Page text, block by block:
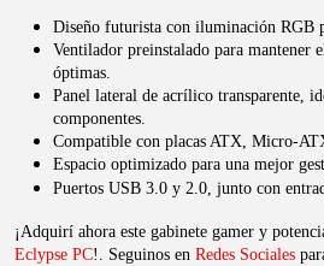
Diseño futurista con iluminación RGB
Ventilador preinstalado para mantener
óptimas.
Panel lateral de acrílico transparente,
componentes.
Compatible con placas ATX, Micro-
Espacio optimizado para una mejor
Puertos USB 3.0 y 2.0, junto con
¡Adquirí ahora este gabinete gamer y
Eclypse PC!. Seguinos en Redes Sociales